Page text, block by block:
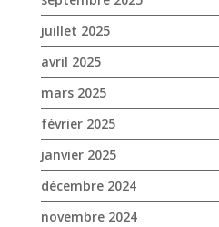
juillet 2025
avril 2025
mars 2025
février 2025
janvier 2025
décembre 2024
novembre 2024